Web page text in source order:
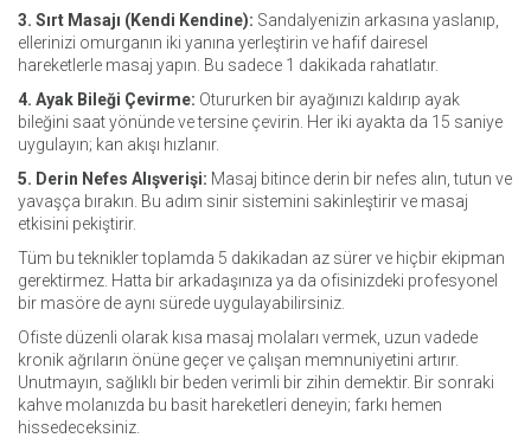
3. Sırt Masajı (Kendi Kendine): Sandalyenizin arkasına yaslanıp,
ellerinizi omurganın iki yanına yerleştirin ve hafif dairesel
hareketlerle masaj yapın. Bu sadece 1 dakikada rahatlatır.
4. Ayak Bileği Çevirme: Otururken bir ayağınızı kaldırıp ayak
bileğini saat yönünde ve tersine çevirin. Her iki ayakta da 15 saniye
uygulayın; kan akışı hızlanır.
5. Derin Nefes Alışverişi: Masaj bitince derin bir nefes alın, tutun ve
yavaşça bırakın. Bu adım sinir sistemini sakinleştirir ve masaj
etkisini pekiştirir.
Tüm bu teknikler toplamda 5 dakikadan az sürer ve hiçbir ekipman
gerektirmez. Hatta bir arkadaşınıza ya da ofisinizdeki profesyonel
bir masöre de aynı sürede uygulayabilirsiniz.
Ofiste düzenli olarak kısa masaj molaları vermek, uzun vadede
kronik ağrıların önüne geçer ve çalışan memnuniyetini artırır.
Unutmayın, sağlıklı bir beden verimli bir zihin demektir. Bir sonraki
kahve molanızda bu basit hareketleri deneyin; farkı hemen
hissedeceksiniz.